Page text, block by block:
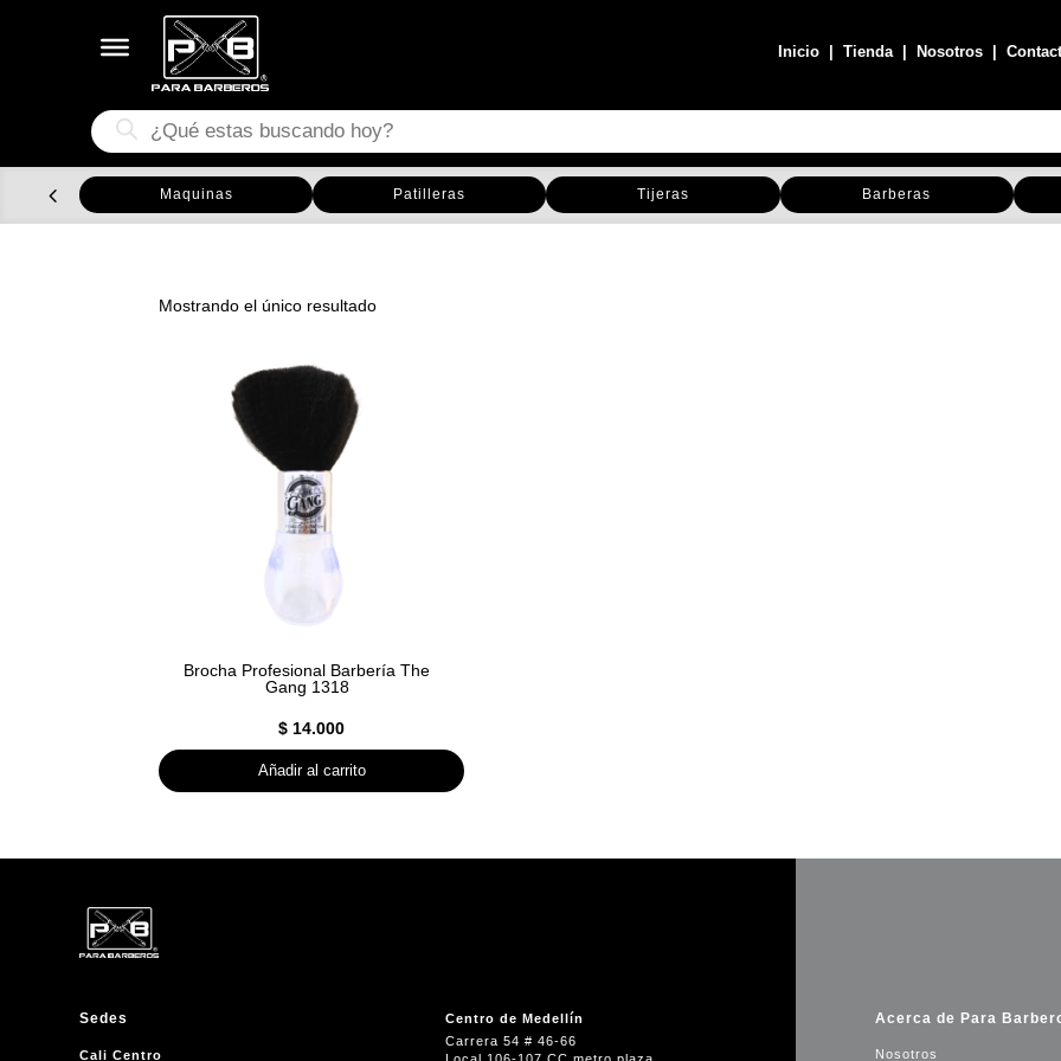
Inicio |Tienda| Nosotros |
Búsqueda
de
productos
Maquinas Patilleras Tijeras Barberas
Mostrando el único resultado
Brocha Profesional Barbería The
Gang 1318
$ 14.000
Añadir al carrito
Sedes
Cali Centro
Centro de Medellín
Carrera 54 # 46-66
Acerca de Para
Nosotros